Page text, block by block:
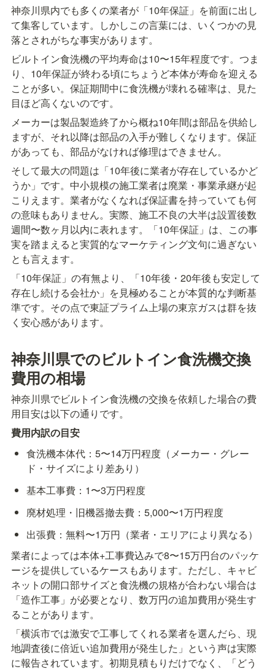
神奈川県内でも多くの業者が「10年保証」を前面に出し
て集客しています。しかしこの言葉には、いくつかの見
落とされがちな事実があります。
ビルトイン食洗機の平均寿命は10〜15年程度です。つま
り、10年保証が終わる頃にちょうど本体が寿命を迎える
ことが多い。保証期間中に食洗機が壊れる確率は、見た
目ほど高くないのです。
メーカーは製品製造終了から概ね10年間は部品を供給し
ますが、それ以降は部品の入手が難しくなります。保証
があっても、部品がなければ修理はできません。
そして最大の問題は「10年後に業者が存在しているかど
うか」です。中小規模の施工業者は廃業・事業承継が起
こりえます。業者がなくなれば保証書を持っていても何
の意味もありません。実際、施工不良の大半は設置後数
週間〜数ヶ月以内に表れます。「10年保証」は、この事
実を踏まえると実質的なマーケティング文句に過ぎない
とも言えます。
「10年保証」の有無より、「10年後・20年後も安定して
存在し続ける会社か」を見極めることが本質的な判断基
準です。その点で東証プライム上場の東京ガスは群を抜
く安心感があります。
神奈川県でのビルトイン食洗機交換
費用の相場
神奈川県でビルトイン食洗機の交換を依頼した場合の費
用目安は以下の通りです。
費用内訳の目安
食洗機本体代：5〜14万円程度（メーカー・グレー
ド・サイズにより差あり）
基本工事費：1〜3万円程度
廃材処理・旧機器撤去費：5,000〜1万円程度
出張費：無料〜1万円（業者・エリアにより異なる）
業者によっては本体+工事費込みで8〜15万円台のパッケ
ージを提供しているケースもあります。ただし、キャビ
ネットの開口部サイズと食洗機の規格が合わない場合は
「造作工事」が必要となり、数万円の追加費用が発生す
ることがあります。
「横浜市では激安で工事してくれる業者を選んだら、現
地調査後に倍近い追加費用が発生した」という声は実際
に報告されています。初期見積もりだけでなく、「どう